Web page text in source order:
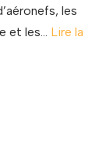
les
et les… Lire la